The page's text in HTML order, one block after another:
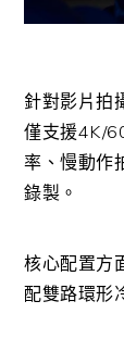
針對影片拍
僅支援4K/
率、慢動作
錄製。
核心配置方
配雙路環形